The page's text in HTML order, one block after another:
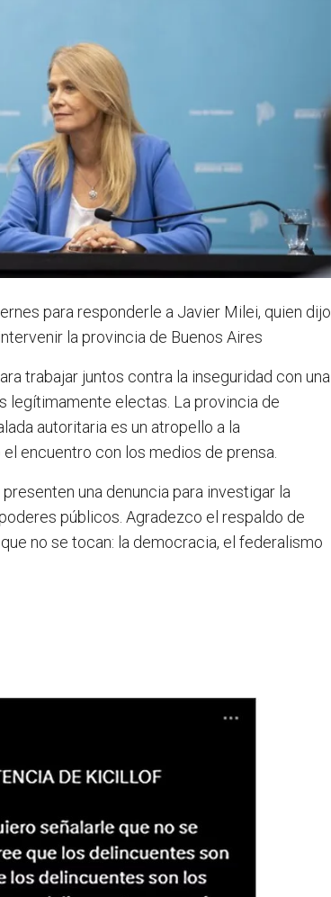
para responderle a Javier Milei, quien dijo
la provincia de Buenos Aires
trabajar juntos contra la inseguridad con una
legítimamente electas. La provincia de
autoritaria es un atropello a la
encuentro con los medios de prensa.
una denuncia para investigar la
públicos. Agradezco el respaldo de
no se tocan: la democracia, el federalismo